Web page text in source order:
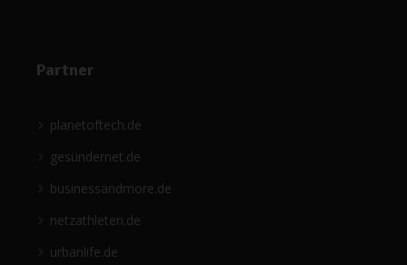
Partner
planetoftech.de
gesündernet.de
businessandmore.de
netzathleten.de
urbanlife.de